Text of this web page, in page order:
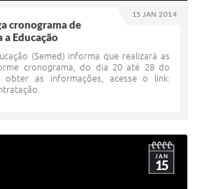
15 JAN 2014
cronograma de
Educação
(Semed) informa que realizará as
cronograma, do dia 20 até 28 do
obter as informações, acesse o link:
JAN
15